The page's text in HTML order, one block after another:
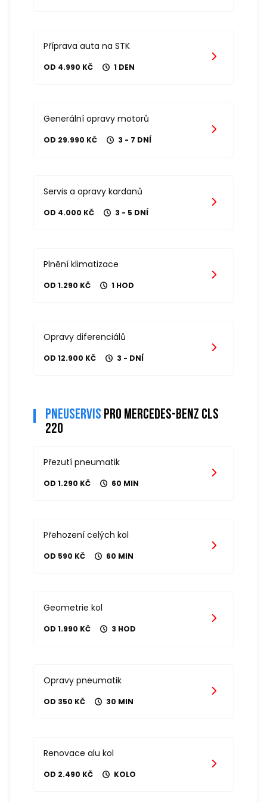
Příprava auta na STK
OD 4.990 KČ 1 DEN
Generální opravy motorů
OD 29.990 KČ 3 - 7 DNÍ
Servis a opravy kardanů
OD 4.000 KČ 3 - 5 DNÍ
Plnění klimatizace
OD 1.290 KČ 1 HOD
Opravy diferenciálů
OD 12.900 KČ 3 - DNÍ
Pneuservis pro mercedes-benz cls
220
Přezutí pneumatik
OD 1.290 KČ 60 MIN
Přehození celých kol
OD 590 KČ 60 MIN
Geometrie kol
OD 1.990 KČ 3 HOD
Opravy pneumatik
OD 350 KČ 30 MIN
Renovace alu kol
OD 2.490 KČ KOLO